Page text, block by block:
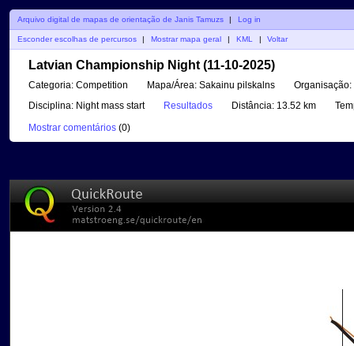
Arquivo digital de mapas de orientação de Janis Tamuzs | Log in
Esconder escolhas de percursos Mostrar mapa geral KML Voltar
Latvian Championship Night (11-10-2025)
Categoria: Competition Mapa/Área: Sakainu pilskalns Organisação:
Disciplina: Night mass start Resultados Distância: 13.52 km
Mostrar comentários (0)